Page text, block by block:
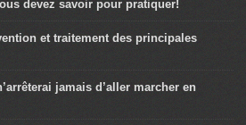
devez savoir pour pratiquer!
et traitement des principales
jamais d’aller marcher en